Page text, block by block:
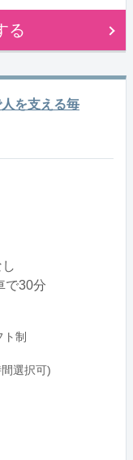
る
を支える毎
で30分
制
選択可)